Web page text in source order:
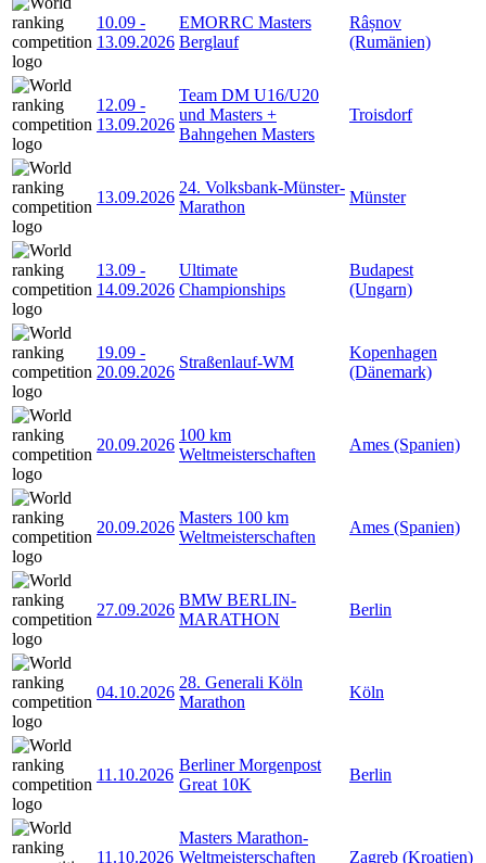
10.09 -
13.09.2026
EMORRC Masters
Berglauf
Râșnov
(Rumänien)
12.09 -
13.09.2026
Team DM U16/U20
und Masters +
Bahngehen Masters
Troisdorf
13.09.2026
24. Volksbank-Münster-
Marathon
Münster
13.09 -
14.09.2026
Ultimate
Championships
Budapest
(Ungarn)
19.09 -
20.09.2026
Straßenlauf-WM
Kopenhagen
(Dänemark)
20.09.2026
100 km
Weltmeisterschaften
Ames (Spanien)
20.09.2026
Masters 100 km
Weltmeisterschaften
Ames (Spanien)
27.09.2026
BMW BERLIN-
MARATHON
Berlin
04.10.2026
28. Generali Köln
Marathon
Köln
11.10.2026
Berliner Morgenpost
Great 10K
Berlin
11.10.2026
Masters Marathon-
Weltmeisterschaften
Zagreb (Kroatien)